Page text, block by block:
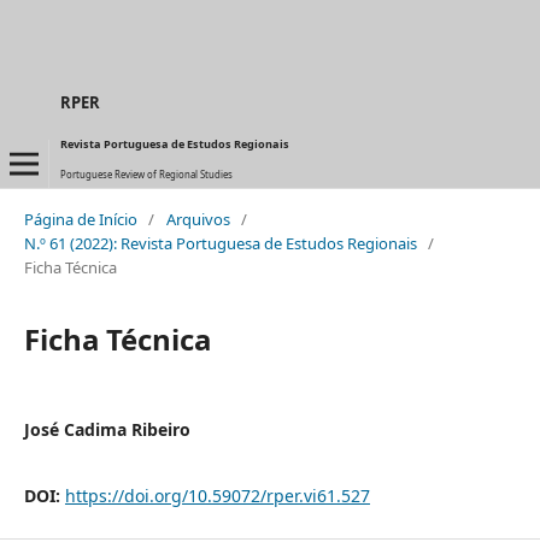
RPER
Revista Portuguesa de Estudos Regionais
Portuguese Review of Regional Studies
Página de Início / Arquivos /
N.º 61 (2022): Revista Portuguesa de Estudos Regionais /
Ficha Técnica
Ficha Técnica
José Cadima Ribeiro
DOI: https://doi.org/10.59072/rper.vi61.527